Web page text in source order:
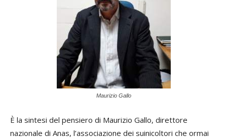
Maurizio Gallo
È la sintesi del pensiero di Maurizio Gallo, direttore
nazionale di Anas, l’associazione dei suinicoltori che ormai